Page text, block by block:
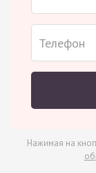
Нажимая на